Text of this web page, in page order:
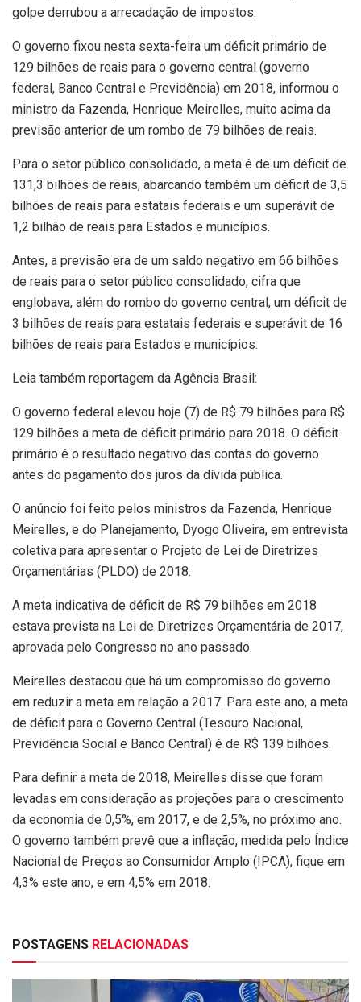
golpe derrubou a arrecadação de impostos.
O governo fixou nesta sexta-feira um déficit primário de
129 bilhões de reais para o governo central (governo
federal, Banco Central e Previdência) em 2018, informou o
ministro da Fazenda, Henrique Meirelles, muito acima da
previsão anterior de um rombo de 79 bilhões de reais.
Para o setor público consolidado, a meta é de um déficit de
131,3 bilhões de reais, abarcando também um déficit de 3,5
bilhões de reais para estatais federais e um superávit de
1,2 bilhão de reais para Estados e municípios.
Antes, a previsão era de um saldo negativo em 66 bilhões
de reais para o setor público consolidado, cifra que
englobava, além do rombo do governo central, um déficit de
3 bilhões de reais para estatais federais e superávit de 16
bilhões de reais para Estados e municípios.
Leia também reportagem da Agência Brasil:
O governo federal elevou hoje (7) de R$ 79 bilhões para R$
129 bilhões a meta de déficit primário para 2018. O déficit
primário é o resultado negativo das contas do governo
antes do pagamento dos juros da dívida pública.
O anúncio foi feito pelos ministros da Fazenda, Henrique
Meirelles, e do Planejamento, Dyogo Oliveira, em entrevista
coletiva para apresentar o Projeto de Lei de Diretrizes
Orçamentárias (PLDO) de 2018.
A meta indicativa de déficit de R$ 79 bilhões em 2018
estava prevista na Lei de Diretrizes Orçamentária de 2017,
aprovada pelo Congresso no ano passado.
Meirelles destacou que há um compromisso do governo
em reduzir a meta em relação a 2017. Para este ano, a meta
de déficit para o Governo Central (Tesouro Nacional,
Previdência Social e Banco Central) é de R$ 139 bilhões.
Para definir a meta de 2018, Meirelles disse que foram
levadas em consideração as projeções para o crescimento
da economia de 0,5%, em 2017, e de 2,5%, no próximo ano.
O governo também prevê que a inflação, medida pelo Índice
Nacional de Preços ao Consumidor Amplo (IPCA), fique em
4,3% este ano, e em 4,5% em 2018.
POSTAGENS RELACIONADAS